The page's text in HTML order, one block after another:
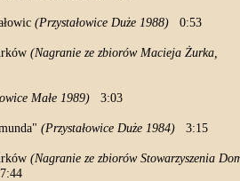
(Przystałowice Duże 1988) 0:53
(Nagranie ze zbiorów Macieja Żurka,
Małe 1989) 3:03
(Przystałowice Duże 1984) 3:15
(Nagranie ze zbiorów Stowarzyszenia